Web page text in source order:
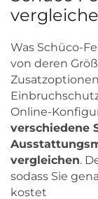
Was Schüco-
von deren
Online-
verschiedene
vergleichen.
sodass Sie
kostet